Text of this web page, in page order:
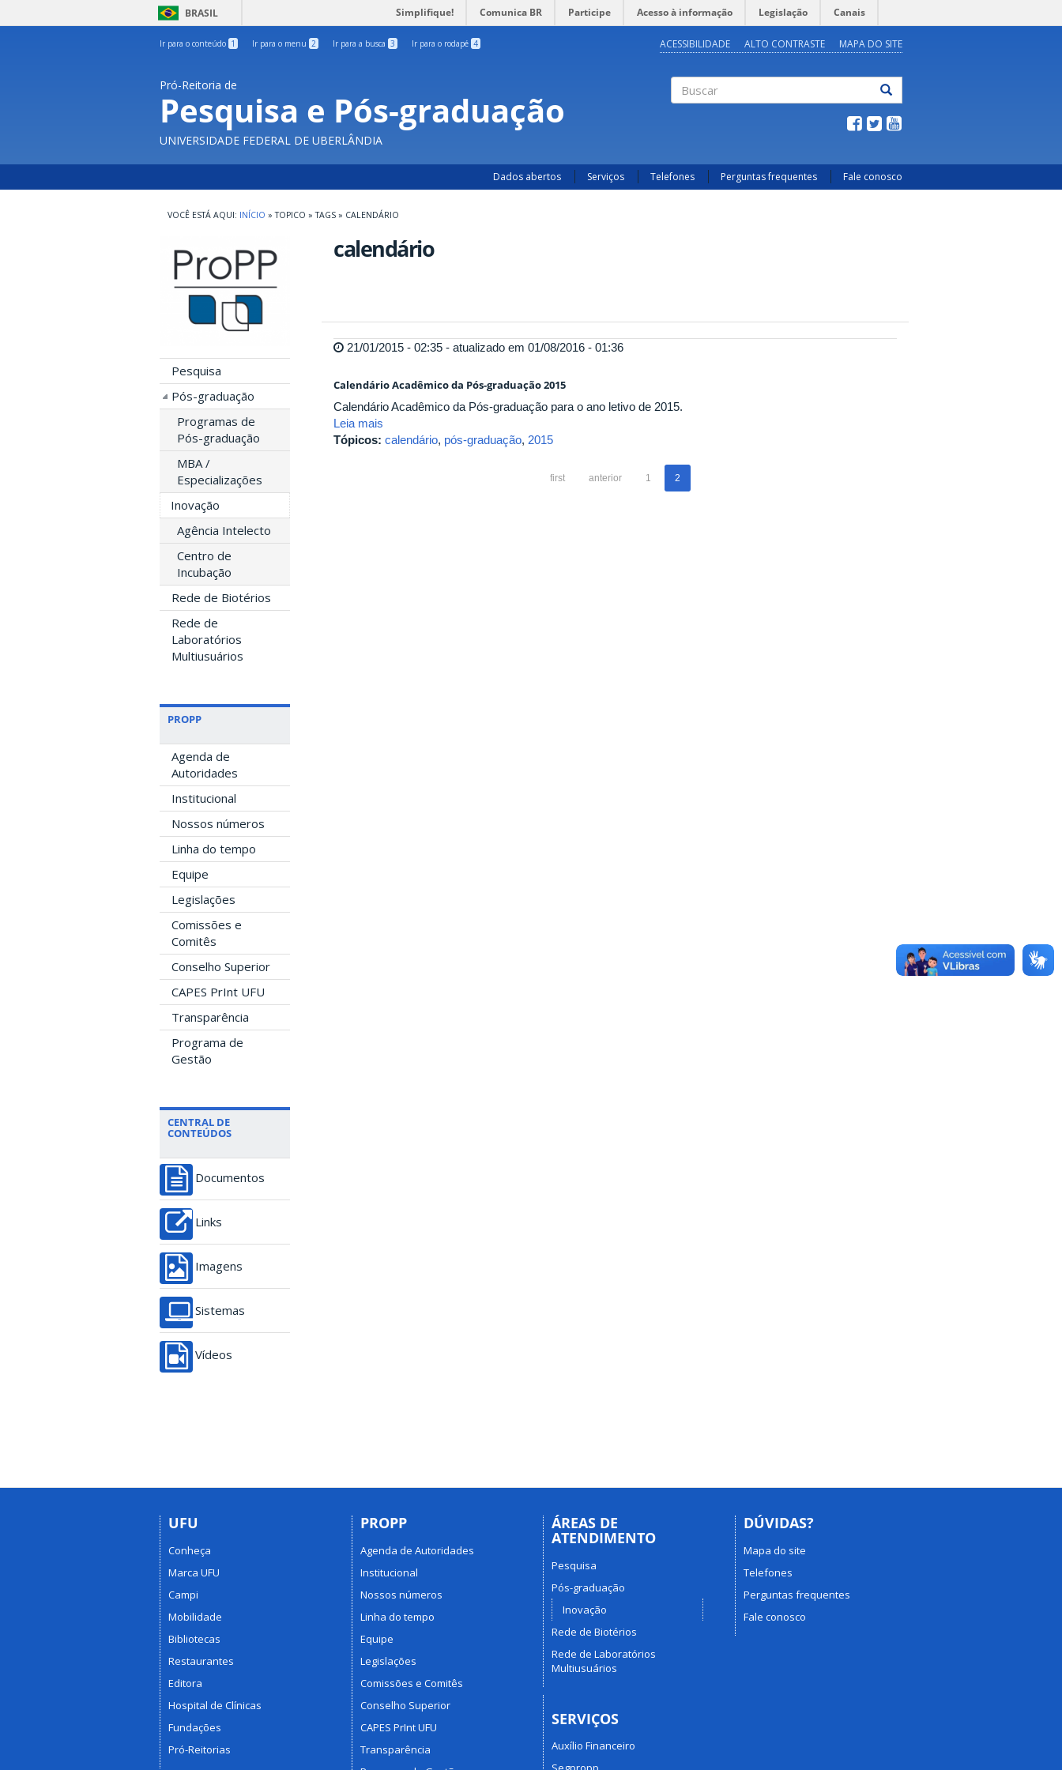
BRASIL Simplifique! Comunica BR Participe Acesso à informação Legislação Canais
Ir para o conteúdo 1 Ir para o menu 2 Ir para a busca 3 Ir para o rodapé 4 ACESSIBILIDADE ALTO CONTRASTE MAPA DO SITE
Pró-Reitoria de
Pesquisa e Pós-graduação
UNIVERSIDADE FEDERAL DE UBERLÂNDIA
Dados abertos Serviços Telefones Perguntas frequentes Fale conosco
INÍCIO » TOPICO » TAGS » CALENDÁRIO
Pesquisa
Pós-graduação
Programas de
Pós-graduação
MBA /
Especializações
Inovação
Agência Intelecto
Centro de
Incubação
Rede de Biotérios
Rede de
Laboratórios
Multiusuários
PROPP
Agenda de
Autoridades
Institucional
Nossos números
Linha do tempo
Equipe
Legislações
Comissões e
Comitês
Conselho Superior
CAPES PrInt UFU
Transparência
Programa de
Gestão
CENTRAL DE
CONTEÚDOS
Documentos
Links
Imagens
Sistemas
Vídeos
calendário
21/01/2015 - 02:35 - atualizado em 01/08/2016 - 01:36
Calendário Acadêmico da Pós-graduação 2015
Calendário Acadêmico da Pós-graduação para o ano letivo de 2015.
Leia mais
Tópicos: calendário, pós-graduação, 2015
first anterior 1 2
UFU
Conheça
Marca UFU
Campi
Mobilidade
Bibliotecas
Restaurantes
Editora
Hospital de Clínicas
Fundações
Pró-Reitorias
PROPP
Agenda de Autoridades
Institucional
Nossos números
Linha do tempo
Equipe
Legislações
Comissões e Comitês
Conselho Superior
CAPES PrInt UFU
Transparência
ÁREAS DE
ATENDIMENTO
Pesquisa
Pós-graduação
Inovação
Rede de Biotérios
Rede de Laboratórios
Multiusuários
SERVIÇOS
Auxílio Financeiro
DÚVIDAS?
Mapa do site
Telefones
Perguntas frequentes
Fale conosco